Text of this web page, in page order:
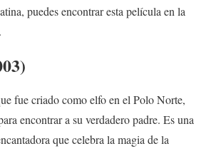
puedes encontrar esta película en la
fue criado como elfo en el Polo Norte,
encontrar a su verdadero padre. Es una
que celebra la magia de la